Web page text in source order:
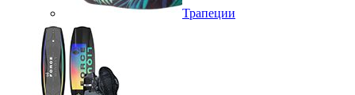
Трапеции